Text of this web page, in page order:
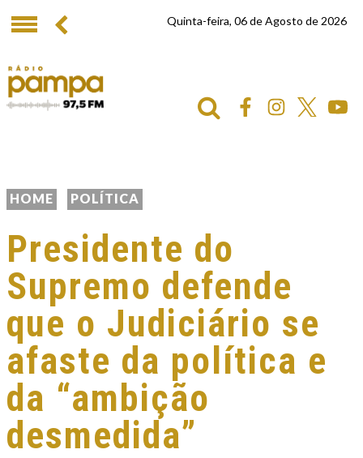
Quinta-feira, 06 de Agosto de 2026
HOME POLÍTICA
Presidente do
Supremo defende
que o Judiciário se
afaste da política e
da “ambição
desmedida”